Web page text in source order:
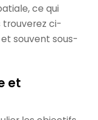
ce qui
trouverez ci-
souvent sous-
et